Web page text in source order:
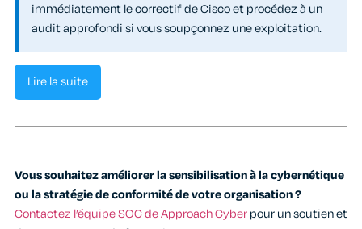
immédiatement le correctif de Cisco et procédez à un
audit approfondi si vous soupçonnez une exploitation.
Lire la suite
Vous souhaitez améliorer la sensibilisation à la cybernétique
ou la stratégie de conformité de votre organisation ?
Contactez l’équipe SOC de Approach Cyberpour un soutien et